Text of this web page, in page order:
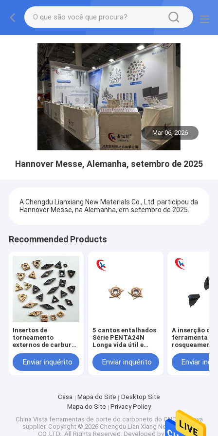
Mar 06, 2026
Hannover Messe, Alemanha, setembro de 2025
A Chengdu Lianxiang New Materials Co., Ltd. participou da
Hannover Messe, na Alemanha, em setembro de 2025.
Recommended Products
Insertos de
torneamento
externos de carburo,
adequados para a
usinagem de aço,
aço inoxidável, ferro
Enviar inquérito
5 cantos entalhados
Série PENTA24N
Longa vida útil e
baixo desgaste
Insertos de canal de
metal duro
Enviar inquérito
A inserção da
ferramenta de
rosqueamento
carboneto do
triângulo do
do CNC do
Enviar
Casa Mapa do Site
Desktop Site
Mapa do Site
Privacy Policy
China Vista ferramentas de corte do carboneto do CNC da prova
supplier. Copyright © 2026 Chengdu Lian Xiang New Material
CO.,LTD.. All Rights Reserved. Developed by ECER